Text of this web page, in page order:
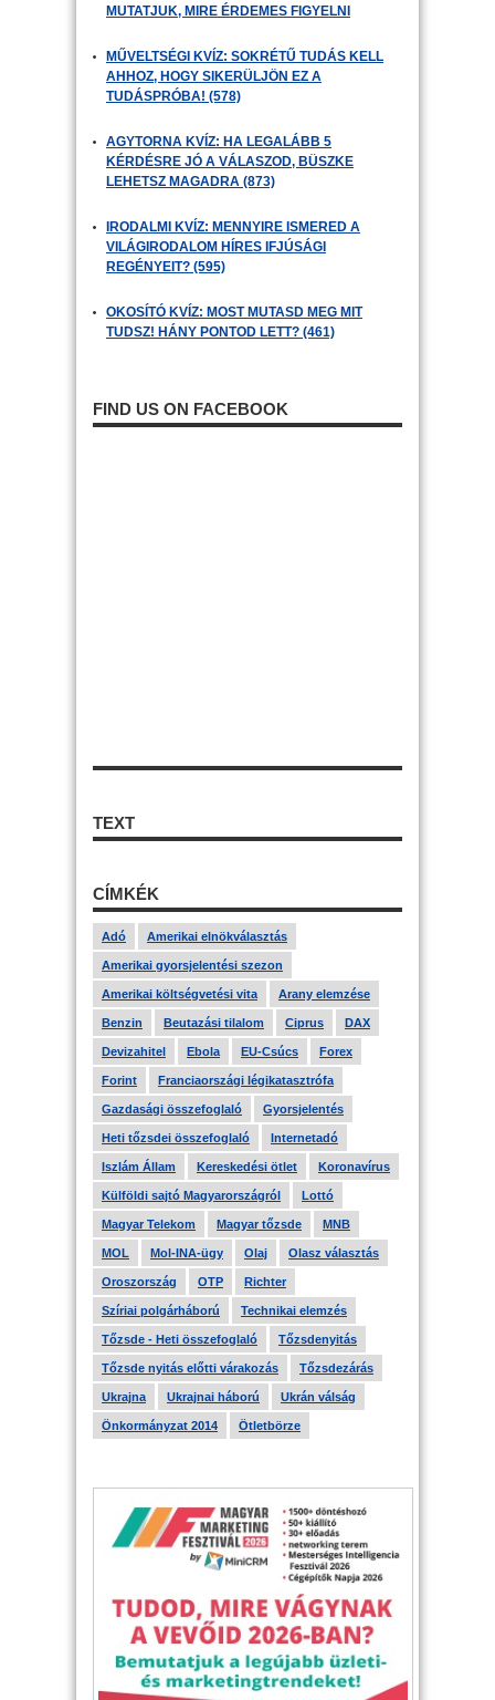
MUTATJUK, MIRE ÉRDEMES FIGYELNI
MŰVELTSÉGI KVÍZ: SOKRÉTŰ TUDÁS KELL
AHHOZ, HOGY SIKERÜLJÖN EZ A
TUDÁSPRÓBA! (578)
AGYTORNA KVÍZ: HA LEGALÁBB 5
KÉRDÉSRE JÓ A VÁLASZOD, BÜSZKE
LEHETSZ MAGADRA (873)
IRODALMI KVÍZ: MENNYIRE ISMERED A
VILÁGIRODALOM HÍRES IFJÚSÁGI
REGÉNYEIT? (595)
OKOSÍTÓ KVÍZ: MOST MUTASD MEG MIT
TUDSZ! HÁNY PONTOD LETT? (461)
FIND US ON FACEBOOK
TEXT
CÍMKÉK
Adó Amerikai elnökválasztás
Amerikai gyorsjelentési szezon
Amerikai költségvetési vita Arany elemzése
Benzin Beutazási tilalom Ciprus DAX
Devizahitel Ebola EU-Csúcs Forex
Forint Franciaországi légikatasztrófa
Gazdasági összefoglaló Gyorsjelentés
Heti tőzsdei összefoglaló Internetadó
Iszlám Állam Kereskedési ötlet Koronavírus
Külföldi sajtó Magyarországról Lottó
Magyar Telekom Magyar tőzsde MNB
MOL Mol-INA-ügy Olaj Olasz választás
Oroszország OTP Richter
Szíriai polgárháború Technikai elemzés
Tőzsde - Heti összefoglaló Tőzsdenyitás
Tőzsde nyitás előtti várakozás Tőzsdezárás
Ukrajna Ukrajnai háború Ukrán válság
Önkormányzat 2014 Ötletbörze